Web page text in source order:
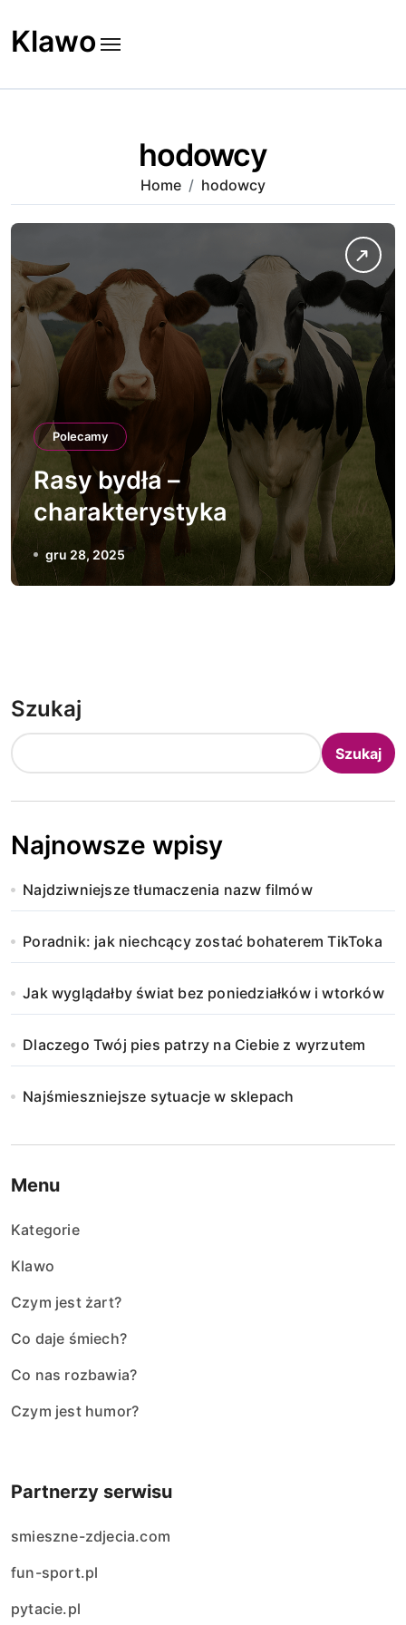
to
content
Klawo
hodowcy
Home hodowcy
Polecamy
Rasy bydła –
charakterystyka
gru 28, 2025
Szukaj
Szukaj
Najnowsze wpisy
Najdziwniejsze tłumaczenia nazw filmów
Poradnik: jak niechcący zostać bohaterem TikToka
Jak wyglądałby świat bez poniedziałków i wtorków
Dlaczego Twój pies patrzy na Ciebie z wyrzutem
Najśmieszniejsze sytuacje w sklepach
Menu
Kategorie
Klawo
Czym jest żart?
Co daje śmiech?
Co nas rozbawia?
Czym jest humor?
Partnerzy serwisu
smieszne-zdjecia.com
fun-sport.pl
pytacie.pl